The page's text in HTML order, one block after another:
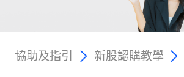
協助及指引 新股認購教學